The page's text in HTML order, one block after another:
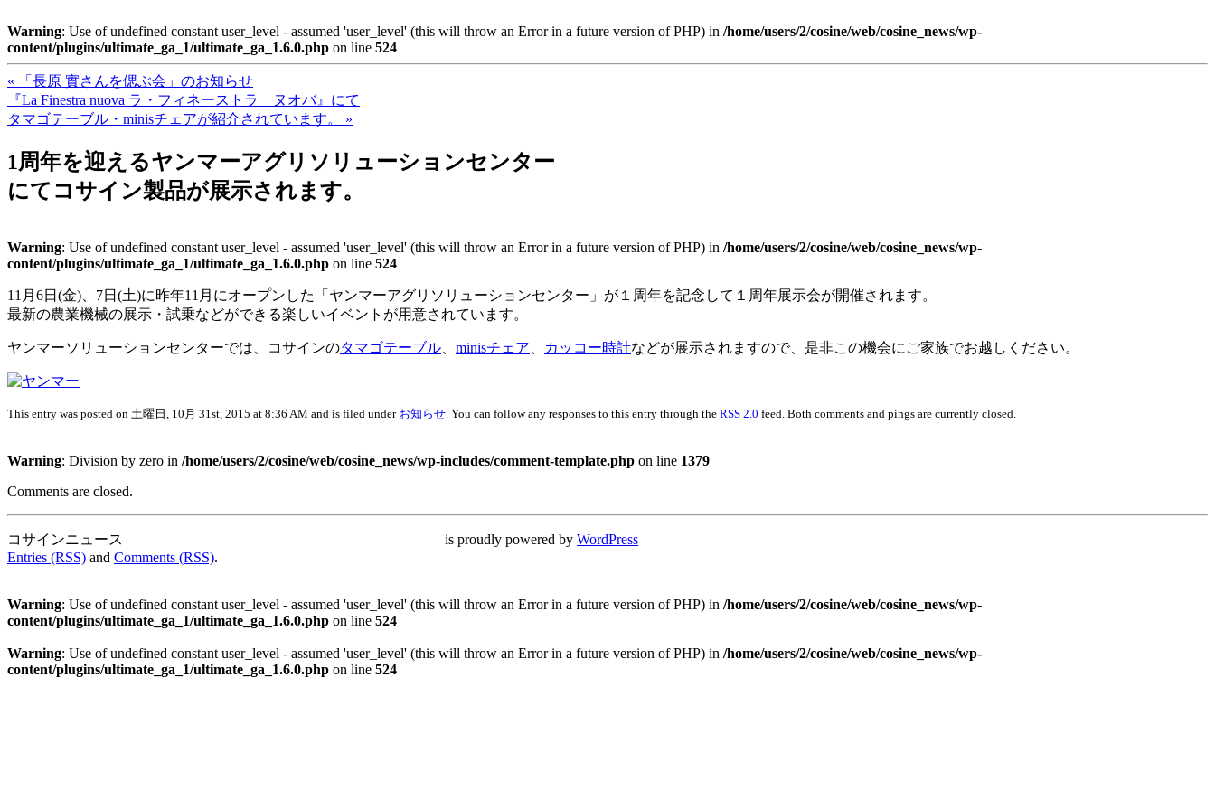
Warning: Use of undefined constant user_level - assumed 'user_level' (this will throw an Error in a future version of PHP) in /home/users/2/cosine/web/cosine_news/wp-
content/plugins/ultimate_ga_1/ultimate_ga_1.6.0.php on line 524
« 「長原 實さんを偲ぶ会」のお知らせ
『La Finestra nuova ラ・フィネーストラ ヌオバ』にて
タマゴテーブル・minisチェアが紹介されています。 »
1周年を迎えるヤンマーアグリソリューションセンター
にてコサイン製品が展示されます。
Warning: Use of undefined constant user_level - assumed 'user_level' (this will throw an Error in a future version of PHP) in /home/users/2/cosine/web/cosine_news/wp-
content/plugins/ultimate_ga_1/ultimate_ga_1.6.0.php on line 524
11月6日(金)、7日(土)に昨年11月にオープンした「ヤンマーアグリソリューションセンター」が１周年を記念して１周年展示会が開催されます。
最新の農業機械の展示・試乗などができる楽しいイベントが用意されています。
ヤンマーソリューションセンターでは、コサインのタマゴテーブル minisチェア カッコー時計などが展示されますので、是非この機会にご家族でお越しください。
This entry was posted on 土曜日, 10月 31st, 2015 at 8:36 AM and is filed under お知らせ . You can follow any responses to this entry through the RSS 2.0 feed. Both comments and pings are currently closed.
Warning: Division by zero in /home/users/2/cosine/web/cosine_news/wp-includes/comment-template.php on line 1379
Comments are closed.
コサインニュース is proudly powered by WordPress
Entries (RSS) and Comments (RSS).
Warning: Use of undefined constant user_level - assumed 'user_level' (this will throw an Error in a future version of PHP) in /home/users/2/cosine/web/cosine_news/wp-
content/plugins/ultimate_ga_1/ultimate_ga_1.6.0.php on line 524
Warning: Use of undefined constant user_level - assumed 'user_level' (this will throw an Error in a future version of PHP) in /home/users/2/cosine/web/cosine_news/wp-
content/plugins/ultimate_ga_1/ultimate_ga_1.6.0.php on line 524